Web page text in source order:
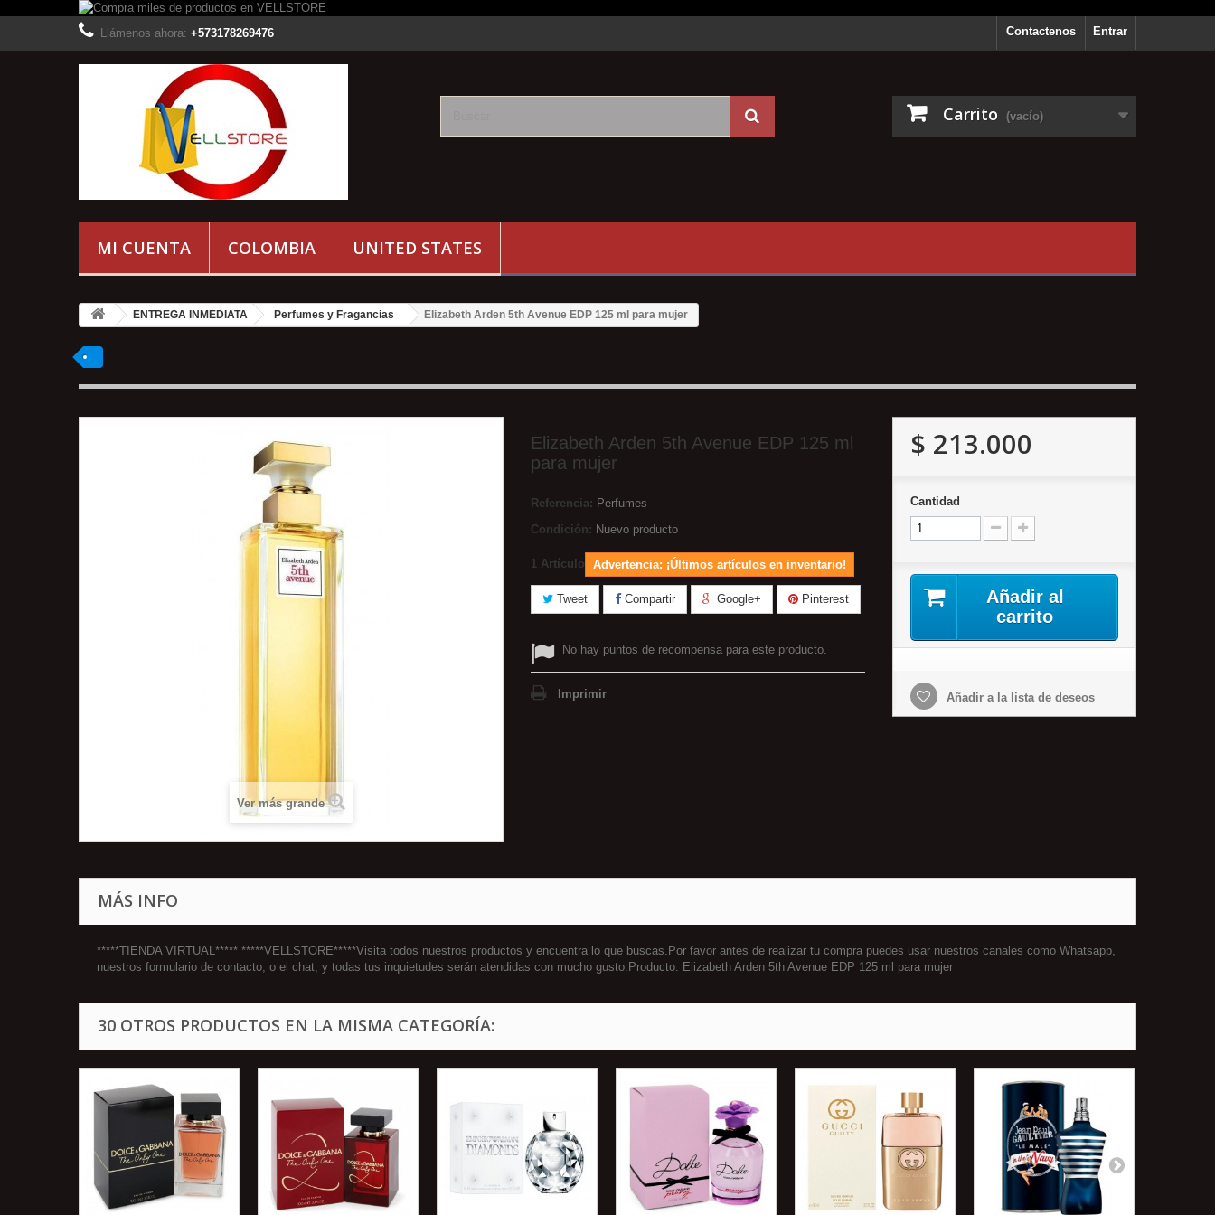
Entrar
Contactenos
Llámenos ahora: +573178269476
Carrito (vacío)
MI CUENTA COLOMBIA UNITED STATES
ENTREGA INMEDIATA Perfumes y Fragancias Elizabeth Arden 5th Avenue EDP 125 ml para mujer
Ver más grande
Elizabeth Arden 5th Avenue EDP 125 ml
para mujer
Referencia: Perfumes
Condición: Nuevo producto
1 Artículo Advertencia: ¡Últimos artículos en inventario!
Tweet Compartir Google+ Pinterest
No hay puntos de recompensa para este producto.
Imprimir
$ 213.000
Cantidad
Añadir al
carrito
Añadir a la lista de deseos
MÁS INFO
*****TIENDA VIRTUAL***** *****VELLSTORE*****Visita todos nuestros productos y encuentra lo que buscas.Por favor antes de realizar tu compra puedes usar nuestros canales como Whatsapp,
nuestros formulario de contacto, o el chat, y todas tus inquietudes serán atendidas con mucho gusto.Producto: Elizabeth Arden 5th Avenue EDP 125 ml para mujer
30 OTROS PRODUCTOS EN LA MISMA CATEGORÍA: